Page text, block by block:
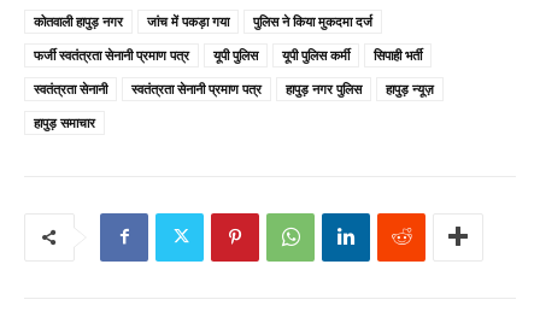
कोतवाली हापुड़ नगर जांच में पकड़ा गया
पुलिस ने किया मुकदमा दर्ज
फर्जी स्वतंत्रता सेनानी प्रमाण पत्र
यूपी पुलिस यूपी पुलिस कर्मी
सिपाही भर्ती
स्वतंत्रता सेनानी
स्वतंत्रता सेनानी प्रमाण पत्र हापुड़ नगर पुलिस
हापुड़ न्यूज़
हापुड़ समाचार